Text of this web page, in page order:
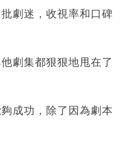
劇迷，收視率和口碑
劇集都狠狠地甩在了
成功，除了因為劇本